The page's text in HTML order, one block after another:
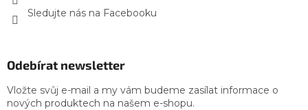
Sledujte nás na Facebooku
Odebírat newsletter
Vložte svůj e-mail a my vám budeme zasílat informace o
nových produktech na našem e-shopu.